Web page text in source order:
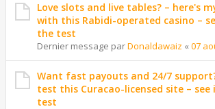
Love slots and live tables? – here's
with this Rabidi-operated casino –
the test
Dernier message parDonaldawaiz « 07
Want fast payouts and 24/7
test this Curacao-licensed site –
test